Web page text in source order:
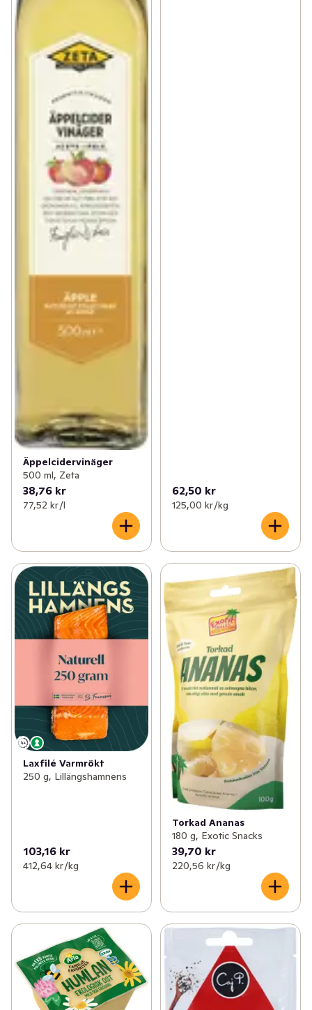
Äppelcidervinäger
500 ml, Zeta
38,76 kr
77,52 kr /l
62,50 kr
125,00 kr /kg
Laxfilé Varmrökt
250 g, Lillängshamnens
103,16 kr
412,64 kr /kg
Torkad Ananas
180 g, Exotic Snacks
39,70 kr
220,56 kr /kg